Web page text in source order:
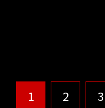
1 2 3